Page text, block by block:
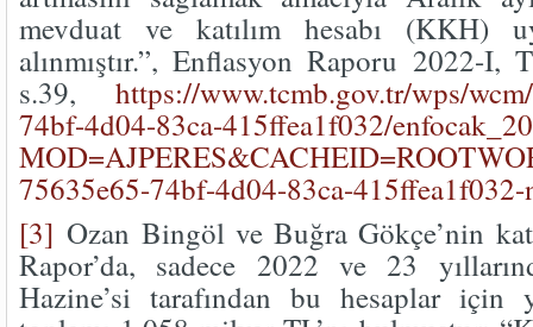
mevduat ve katılım hesabı (KKH)
alınmıştır.”, Enflasyon Raporu 2022-I,
s.39, https://www.tcmb.gov.tr/wps/
74bf-4d04-83ca-415ffea1f032/
75635e65-74bf-4d04-83ca-
[3] Ozan Bingöl ve Buğra Gökçe’nin
Rapor’da, sadece 2022 ve 23
Hazine’si tarafından bu hesaplar için